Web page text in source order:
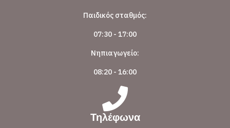
Παιδικός σταθμός:
07:30 - 17:00
Νηπιαγωγείο:
08:20 - 16:00
Τηλέφωνα